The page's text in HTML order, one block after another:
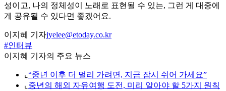
성이고, 나의 정체성이 노래로 표현될 수 있는, 그런 게 대중에
게 공유될 수 있다면 좋겠어요.
이지혜 기자jyelee@etoday.co.kr
#인터뷰
이지혜 기자의 주요 뉴스
⌞ “중년 이후 더 멀리 가려면, 지금 잠시 쉬어 가세요”
⌞ 중년의 해외 자유여행 도전, 미리 알아야 할 5가지 원칙